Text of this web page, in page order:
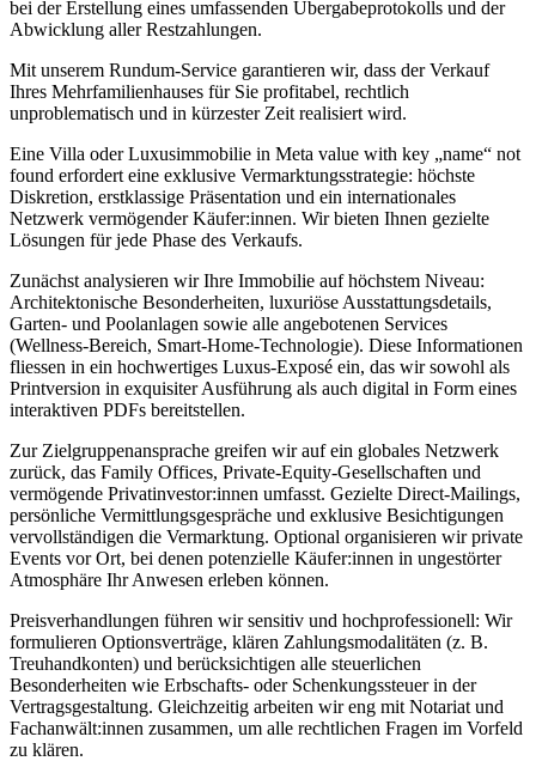
bei der Erstellung eines umfassenden Übergabeprotokolls und der
Abwicklung aller Restzahlungen.
Mit unserem Rundum-Service garantieren wir, dass der Verkauf
Ihres Mehrfamilienhauses für Sie profitabel, rechtlich
unproblematisch und in kürzester Zeit realisiert wird.
Eine Villa oder Luxusimmobilie in Meta value with key „name“ not
found erfordert eine exklusive Vermarktungsstrategie: höchste
Diskretion, erstklassige Präsentation und ein internationales
Netzwerk vermögender Käufer:innen. Wir bieten Ihnen gezielte
Lösungen für jede Phase des Verkaufs.
Zunächst analysieren wir Ihre Immobilie auf höchstem Niveau:
Architektonische Besonderheiten, luxuriöse Ausstattungsdetails,
Garten- und Poolanlagen sowie alle angebotenen Services
(Wellness-Bereich, Smart-Home-Technologie). Diese Informationen
fliessen in ein hochwertiges Luxus-Exposé ein, das wir sowohl als
Printversion in exquisiter Ausführung als auch digital in Form eines
interaktiven PDFs bereitstellen.
Zur Zielgruppenansprache greifen wir auf ein globales Netzwerk
zurück, das Family Offices, Private-Equity-Gesellschaften und
vermögende Privatinvestor:innen umfasst. Gezielte Direct-Mailings,
persönliche Vermittlungsgespräche und exklusive Besichtigungen
vervollständigen die Vermarktung. Optional organisieren wir private
Events vor Ort, bei denen potenzielle Käufer:innen in ungestörter
Atmosphäre Ihr Anwesen erleben können.
Preisverhandlungen führen wir sensitiv und hochprofessionell: Wir
formulieren Optionsverträge, klären Zahlungsmodalitäten (z. B.
Treuhandkonten) und berücksichtigen alle steuerlichen
Besonderheiten wie Erbschafts- oder Schenkungssteuer in der
Vertragsgestaltung. Gleichzeitig arbeiten wir eng mit Notariat und
Fachanwält:innen zusammen, um alle rechtlichen Fragen im Vorfeld
zu klären.